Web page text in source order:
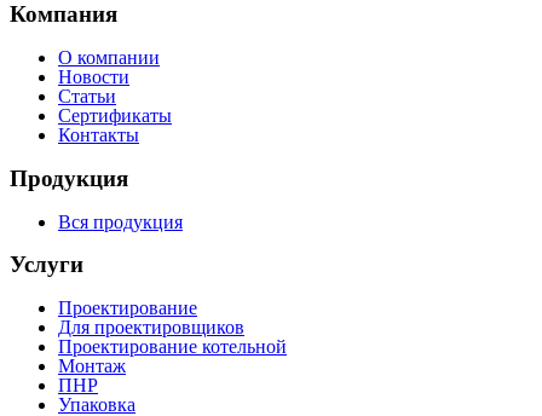
Компания
О компании
Новости
Статьи
Сертификаты
Контакты
Продукция
Вся продукция
Услуги
Проектирование
Для проектировщиков
Проектирование котельной
Монтаж
ПНР
Упаковка